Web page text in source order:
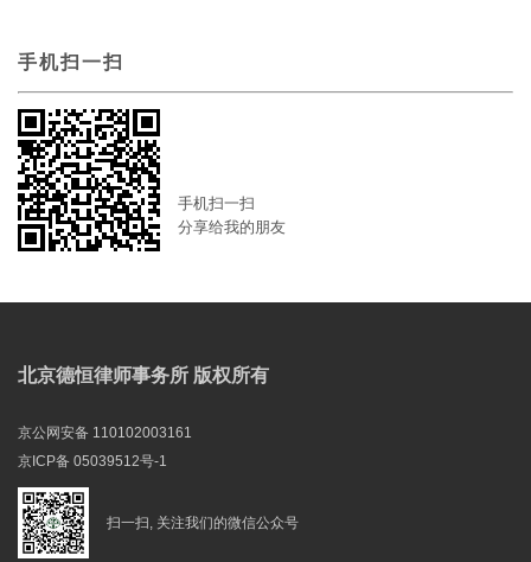
手机扫一扫
手机扫一扫
分享给我的朋友
北京德恒律师事务所 版权所有
京公网安备 110102003161
京ICP备 05039512号-1
扫一扫, 关注我们的微信公众号